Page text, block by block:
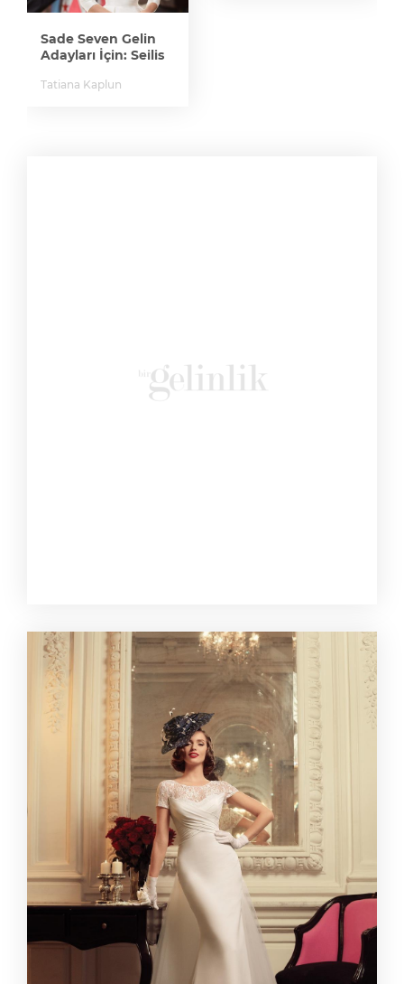
Sade Seven Gelin
Adayları İçin: Seilis
Tatiana Kaplun